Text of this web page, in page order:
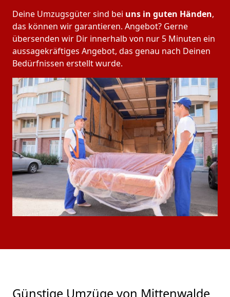
Deine Umzugsgüter sind bei uns in guten Händen,
das können wir garantieren. Angebot? Gerne
übersenden wir Dir innerhalb von nur 5 Minuten ein
aussagekräftiges Angebot, das genau nach Deinen
Bedürfnissen erstellt wurde.
Günstige Umzüge von Mittenwalde